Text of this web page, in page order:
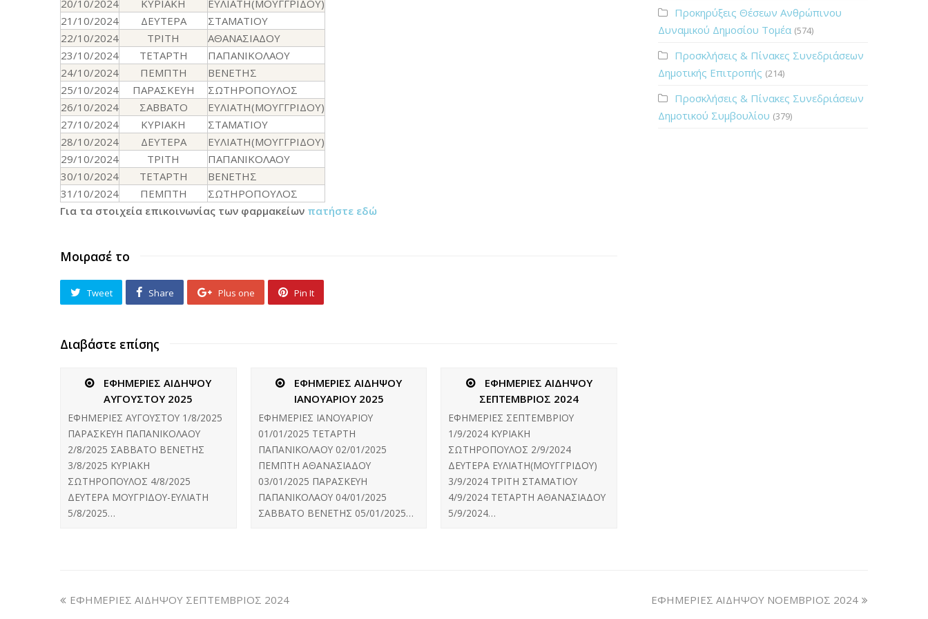
20/10/2024
ΚΥΡΙΑΚΗ
ΕΥΛΙΑΤΗ(ΜΟΥΓΓΡΙΔΟΥ)
21/10/2024
ΔΕΥΤΕΡΑ
ΣΤΑΜΑΤΙΟΥ
22/10/2024
ΤΡΙΤΗ
ΑΘΑΝΑΣΙΑΔΟΥ
23/10/2024
ΤΕΤΑΡΤΗ
ΠΑΠΑΝΙΚΟΛΑΟΥ
24/10/2024
ΠΕΜΠΤΗ
ΒΕΝΕΤΗΣ
25/10/2024
ΠΑΡΑΣΚΕΥΗ
ΣΩΤΗΡΟΠΟΥΛΟΣ
26/10/2024
ΣΑΒΒΑΤΟ
ΕΥΛΙΑΤΗ(ΜΟΥΓΓΡΙΔΟΥ)
27/10/2024
ΚΥΡΙΑΚΗ
ΣΤΑΜΑΤΙΟΥ
28/10/2024
ΔΕΥΤΕΡΑ
ΕΥΛΙΑΤΗ(ΜΟΥΓΓΡΙΔΟΥ)
29/10/2024
ΤΡΙΤΗ
ΠΑΠΑΝΙΚΟΛΑΟΥ
30/10/2024
ΤΕΤΑΡΤΗ
ΒΕΝΕΤΗΣ
31/10/2024
ΠΕΜΠΤΗ
ΣΩΤΗΡΟΠΟΥΛΟΣ
Για τα στοιχεία επικοινωνίας των φαρμακείων πατήστε εδώ
Μοιρασέ το
Tweet Share Plus one Pin It
Διαβάστε επίσης
ΕΦΗΜΕΡΙΕΣ ΑΙΔΗΨΟΥ
ΑΥΓΟΥΣΤΟΥ 2025
ΕΦΗΜΕΡΙΕΣ ΑΥΓΟΥΣΤΟΥ 1/8/2025
ΠΑΡΑΣΚΕΥΗ ΠΑΠΑΝΙΚΟΛΑΟΥ
2/8/2025 ΣΑΒΒΑΤΟ ΒΕΝΕΤΗΣ
3/8/2025 ΚΥΡΙΑΚΗ
ΣΩΤΗΡΟΠΟΥΛΟΣ 4/8/2025
ΔΕΥΤΕΡΑ ΜΟΥΓΡΙΔΟΥ-ΕΥΛΙΑΤΗ
5/8/2025…
ΕΦΗΜΕΡΙΕΣ ΑΙΔΗΨΟΥ
ΙΑΝΟΥΑΡΙΟΥ 2025
ΕΦΗΜΕΡΙΕΣ ΙΑΝΟΥΑΡΙΟΥ
01/01/2025 ΤΕΤΑΡΤΗ
ΠΑΠΑΝΙΚΟΛΑΟΥ 02/01/2025
ΠΕΜΠΤΗ ΑΘΑΝΑΣΙΑΔΟΥ
03/01/2025 ΠΑΡΑΣΚΕΥΗ
ΠΑΠΑΝΙΚΟΛΑΟΥ 04/01/2025
ΣΑΒΒΑΤΟ ΒΕΝΕΤΗΣ 05/01/2025…
ΕΦΗΜΕΡΙΕΣ ΑΙΔΗΨΟΥ
ΣΕΠΤΕΜΒΡΙΟΣ 2024
ΕΦΗΜΕΡΙΕΣ ΣΕΠΤΕΜΒΡΙΟΥ
1/9/2024 ΚΥΡΙΑΚΗ
ΣΩΤΗΡΟΠΟΥΛΟΣ 2/9/2024
ΔΕΥΤΕΡΑ ΕΥΛΙΑΤΗ(ΜΟΥΓΓΡΙΔΟΥ)
3/9/2024 ΤΡΙΤΗ ΣΤΑΜΑΤΙΟΥ
4/9/2024 ΤΕΤΑΡΤΗ ΑΘΑΝΑΣΙΑΔΟΥ
5/9/2024…
Προκηρύξεις Θέσεων Ανθρώπινου
Δυναμικού Δημοσίου Τομέα (574)
Προσκλήσεις & Πίνακες Συνεδριάσεων
Δημοτικής Επιτροπής (214)
Προσκλήσεις & Πίνακες Συνεδριάσεων
Δημοτικού Συμβουλίου (379)
ΕΦΗΜΕΡΙΕΣ ΑΙΔΗΨΟΥ ΣΕΠΤΕΜΒΡΙΟΣ 2024 ΕΦΗΜΕΡΙΕΣ ΑΙΔΗΨΟΥ ΝΟΕΜΒΡΙΟΣ 2024